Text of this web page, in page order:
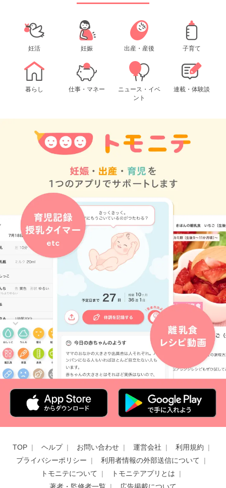
妊活 妊娠 出産・産後 子育て
暮らし 仕事・マネー
ニュース・イベ
ント
連載・体験談
TOP ヘルプ お問い合わせ 運営会社
利用規約
プライバシーポリシー
利用者情報の外部送信について
トモニテについて
トモニテアプリとは